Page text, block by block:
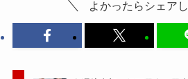
よかったらシェア